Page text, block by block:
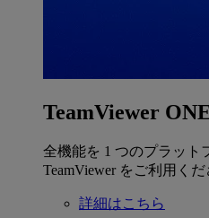
TeamViewer
全機能を 1 つのプラット
TeamViewer をご利用くだ
詳細はこちら